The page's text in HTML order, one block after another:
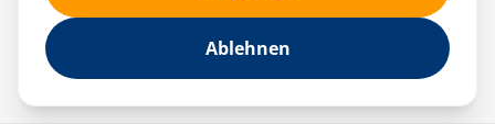
Ablehnen